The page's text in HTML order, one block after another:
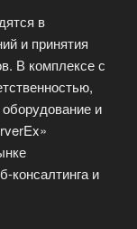
в
и принятия
В комплексе с
и
консалтинга и